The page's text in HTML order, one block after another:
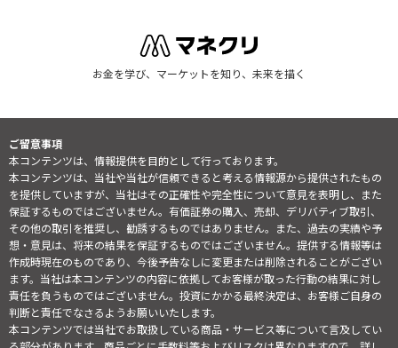
お金を学び、マーケットを知り、未来を描く
ご留意事項
本コンテンツは、情報提供を目的として行っております。
本コンテンツは、当社や当社が信頼できると考える情報源から提供されたもの
を提供していますが、当社はその正確性や完全性について意見を表明し、また
保証するものではございません。有価証券の購入、売却、デリバティブ取引、
その他の取引を推奨し、勧誘するものではありません。また、過去の実績や予
想・意見は、将来の結果を保証するものではございません。提供する情報等は
作成時現在のものであり、今後予告なしに変更または削除されることがござい
ます。当社は本コンテンツの内容に依拠してお客様が取った行動の結果に対し
責任を負うものではございません。投資にかかる最終決定は、お客様ご自身の
判断と責任でなさるようお願いいたします。
本コンテンツでは当社でお取扱している商品・サービス等について言及してい